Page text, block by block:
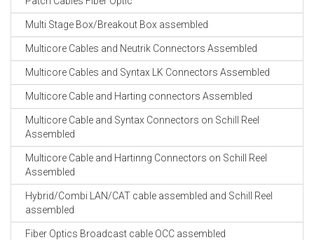
Multi Stage Box/Breakout Box assembled
Multicore Cables and Neutrik Connectors Assembled
Multicore Cables and Syntax LK Connectors Assembled
Multicore Cable and Harting connectors Assembled
Multicore Cable and Syntax Connectors on Schill Reel
Assembled
Multicore Cable and Hartinng Connectors on Schill Reel
Assembled
Hybrid/Combi LAN/CAT cable assembled and Schill Reel
assembled
Fiber Optics Broadcast cable OCC assembled